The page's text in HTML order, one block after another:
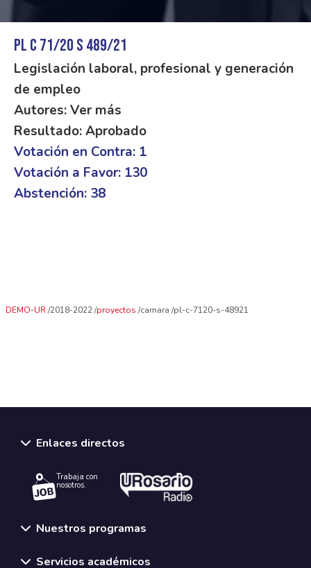
PL C 71/20 S 489/21
Legislación laboral, profesional y generación
de empleo
Autores: Ver más
Resultado: Aprobado
Votación en Contra: 1
Votación a Favor: 130
Abstención: 38
DEMO-UR 2018-2022 proyectos camara pl-c-7120-s-48921
Enlaces directos
Trabaja con
nosotros.
Nuestros programas
Servicios académicos